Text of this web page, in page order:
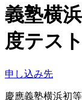
義塾横
度テス
申し込み先
慶應義塾横浜初